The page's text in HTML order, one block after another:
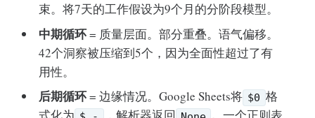
束。将7天的工作假设为9个月的分阶段模型。
中期循环= 质量层面。部分重叠。语气偏移。
42个洞察被压缩到5个，因为全面性超过了有
用性。
后期循环= 边缘情况。Google Sheets将 $0 格